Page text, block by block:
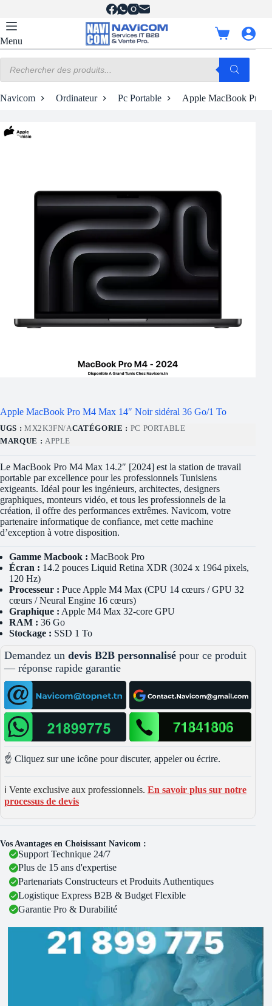
contenu
Menu
Panier
d’achat
produits
Navicom Ordinateur Pc Portable Apple MacBook Pro
Apple MacBook Pro M4 Max 14″ Noir sidéral 36 Go/1 To
UGS : MX2K3FN/ACATÉGORIE : PC PORTABLE
MARQUE : APPLE
Le MacBook Pro M4 Max 14.2″ [2024] est la station de travail
portable par excellence pour les professionnels Tunisiens
exigeants. Idéal pour les ingénieurs, architectes, designers
graphiques, monteurs vidéo, et tous les professionnels de la
création, il offre des performances extrêmes. Navicom, votre
partenaire informatique de confiance, met cette machine
d’exception à votre disposition.
Gamme Macbook : MacBook Pro
Écran : 14.2 pouces Liquid Retina XDR (3024 x 1964 pixels,
120 Hz)
Processeur : Puce Apple M4 Max (CPU 14 cœurs / GPU 32
cœurs / Neural Engine 16 cœurs)
Graphique : Apple M4 Max 32-core GPU
RAM : 36 Go
Stockage : SSD 1 To
Demandez un devis B2B personnalisé pour ce produit
— réponse rapide garantie
☝️ Cliquez sur une icône pour discuter, appeler ou écrire.
ℹ️ Vente exclusive aux professionnels. En savoir plus sur notre
processus de devis
Vos Avantages en Choisissant Navicom :
Support Technique 24/7
Plus de 15 ans d'expertise
Partenariats Constructeurs et Produits Authentiques
Logistique Express B2B & Budget Flexible
Garantie Pro & Durabilité